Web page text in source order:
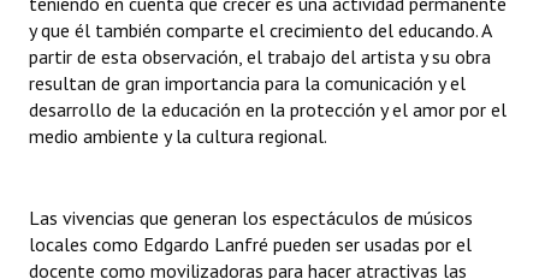
y que él también comparte el crecimiento del educando. A
partir de esta observación, el trabajo del artista y su obra
resultan de gran importancia para la comunicación y el
desarrollo de la educación en la protección y el amor por el
medio ambiente y la cultura regional.
Las vivencias que generan los espectáculos de músicos
locales como Edgardo Lanfré pueden ser usadas por el
docente como movilizadoras para hacer atractivas las